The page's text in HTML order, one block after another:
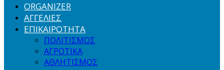
ORGANIZER
ΑΓΓΕΛΙΕΣ
ΕΠΙΚΑΙΡΟΤΗΤΑ
ΠΟΛΙΤΙΣΜΟΣ
ΑΓΡΟΤΙΚΑ
ΑΘΛΗΤΙΣΜΟΣ